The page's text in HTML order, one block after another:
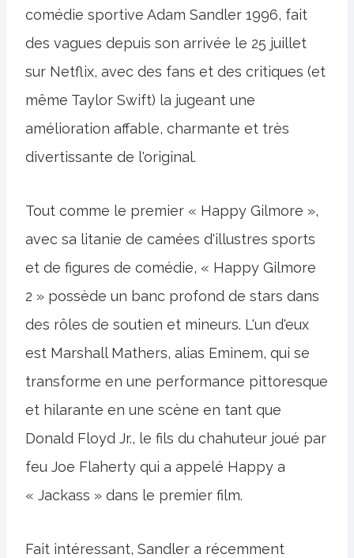
comédie sportive Adam Sandler 1996, fait
des vagues depuis son arrivée le 25 juillet
sur Netflix, avec des fans et des critiques (et
même Taylor Swift) la jugeant une
amélioration affable, charmante et très
divertissante de l'original.
Tout comme le premier « Happy Gilmore »,
avec sa litanie de camées d'illustres sports
et de figures de comédie, « Happy Gilmore
2 » possède un banc profond de stars dans
des rôles de soutien et mineurs. L'un d'eux
est Marshall Mathers, alias Eminem, qui se
transforme en une performance pittoresque
et hilarante en une scène en tant que
Donald Floyd Jr., le fils du chahuteur joué par
feu Joe Flaherty qui a appelé Happy a
« Jackass » dans le premier film.
Fait intéressant, Sandler a récemment